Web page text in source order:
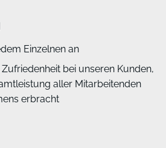
Einzelnen an
bei unseren Kunden,
aller Mitarbeitenden
erbracht